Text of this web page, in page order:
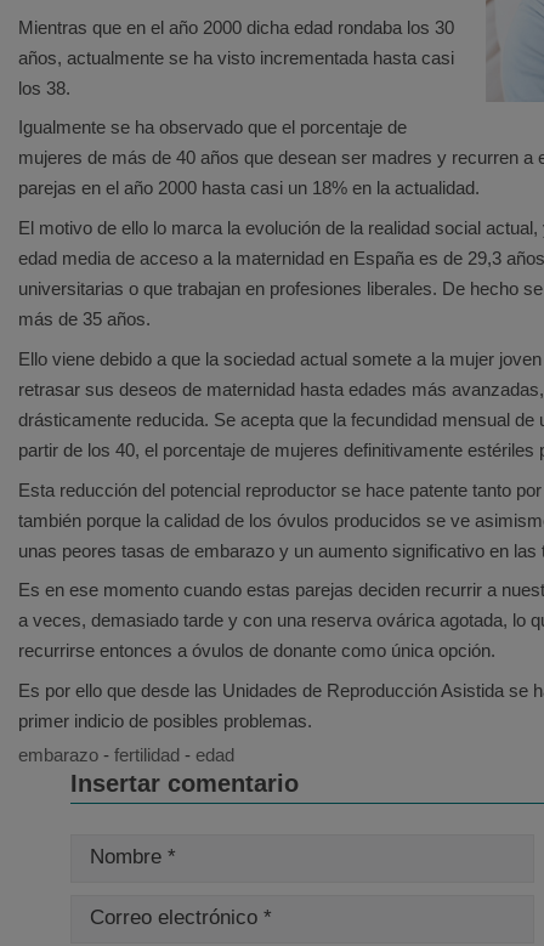
Mientras que en el año 2000 dicha edad rondaba los 30
años, actualmente se ha visto incrementada hasta casi
los 38.
Igualmente se ha observado que el porcentaje de
mujeres de más de 40 años que desean ser madres y recurren
parejas en el año 2000 hasta casi un 18% en la actualidad.
El motivo de ello lo marca la evolución de la realidad social
edad media de acceso a la maternidad en España es de 29,3
universitarias o que trabajan en profesiones liberales. De hecho
más de 35 años.
Ello viene debido a que la sociedad actual somete a la mujer
retrasar sus deseos de maternidad hasta edades más
drásticamente reducida. Se acepta que la fecundidad mensual
partir de los 40, el porcentaje de mujeres definitivamente estériles
Esta reducción del potencial reproductor se hace patente tanto
también porque la calidad de los óvulos producidos se ve
unas peores tasas de embarazo y un aumento significativo en las
Es en ese momento cuando estas parejas deciden recurrir a
a veces, demasiado tarde y con una reserva ovárica agotada, lo
recurrirse entonces a óvulos de donante como única opción.
Es por ello que desde las Unidades de Reproducción Asistida se
primer indicio de posibles problemas.
embarazo - fertilidad - edad
Insertar comentario
Nombre *
Correo electrónico *